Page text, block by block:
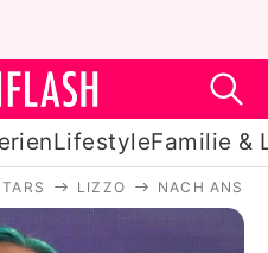
LifestyleFamilie &
LIZZO NACH